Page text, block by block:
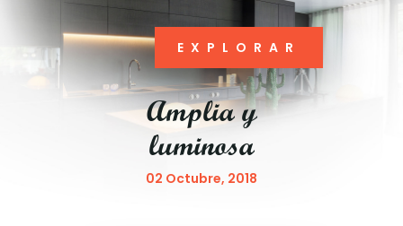
EXPLORAR
Amplia y
luminosa
02 Octubre, 2018